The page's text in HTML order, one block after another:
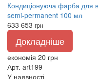
Кондиціонуюча фарба для
semi-permanent 100 мл
633 653 грн
Докладніше
економія 20 грн
Арт. art199
У наявності